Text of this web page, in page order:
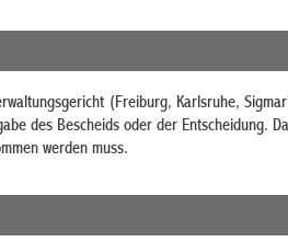
(Freiburg, Karlsruhe,
des Bescheids oder der Entscheidung.
werden muss.